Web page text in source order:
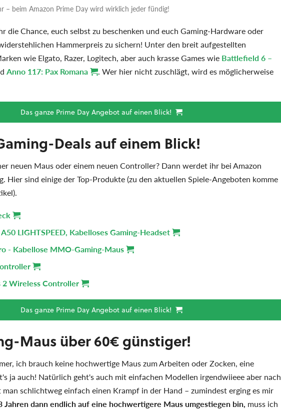
– beim Amazon Prime Day wird wirklich jeder fündig!
die Chance, euch selbst zu beschenken und euch Gaming-Hardware oder
Hammerpreis zu sichern! Unter den breit aufgestellten
wie Elgato, Razer, Logitech, aber auch krasse Games wie Battlefield 6 –
Anno 117: Pax Romana
. Wer hier nicht zuschlägt, wird es möglicherweise
Das ganze Prime Day Angebot auf einen Blick!
Deals auf einem Blick!
neuen Maus oder einem neuen Controller? Dann werdet ihr bei Amazon
Hier sind einige der Top-Produkte (zu den aktuellen Spiele-Angeboten komme
LIGHTSPEED, Kabelloses Gaming-Headset
- Kabellose MMO-Gaming-Maus
2 Wireless Controller
Das ganze Prime Day Angebot auf einen Blick!
Maus über 60€ günstiger!
ich brauch keine hochwertige Maus zum Arbeiten oder Zocken, eine
ja auch! Natürlich geht's auch mit einfachen Modellen irgendwiieee aber nach
schlichtweg einfach einen Krampf in der Hand – zumindest erging es mir
Jahren dann endlich auf eine hochwertigere Maus umgestiegen bin, muss ich